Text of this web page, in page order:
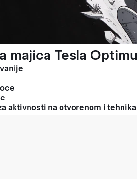
majica Tesla
aktivnosti na otvorenom i tehnika